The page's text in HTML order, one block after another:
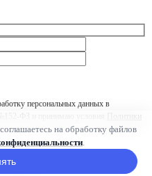
персональных данных в
на обработку файлов
.